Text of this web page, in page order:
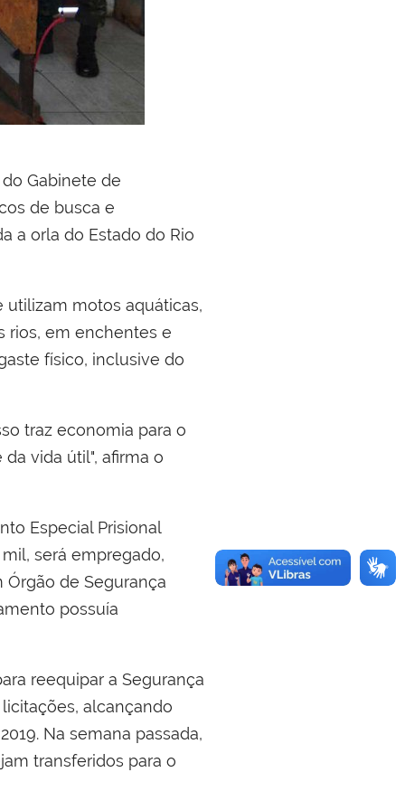
Gabinete de
de busca e
a orla do Estado do Rio
utilizam motos aquáticas,
rios, em enchentes e
físico, inclusive do
traz economia para o
vida útil", afirma o
Especial Prisional
será empregado,
de Segurança
possuía
reequipar a Segurança
alcançando
Na semana passada,
transferidos para o